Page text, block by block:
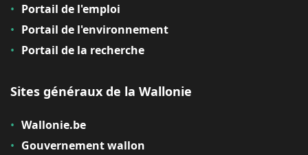
Portail de l'emploi
Portail de l'environnement
Portail de la recherche
Sites généraux de la Wallonie
Wallonie.be
Gouvernement wallon